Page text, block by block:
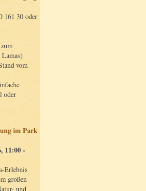
161 30 oder
vom
oder
im Park
11:00 -
Erlebnis
großen
und